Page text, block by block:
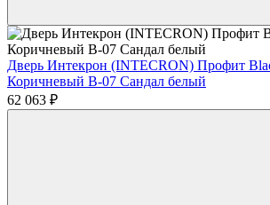
Дверь Интекрон (INTECRON) Профит
Коричневый В-07 Сандал белый
62 063 ₽